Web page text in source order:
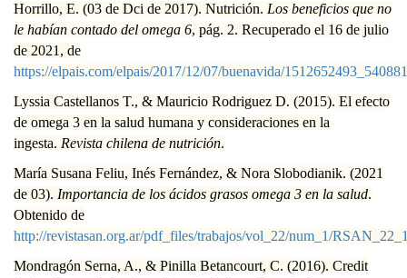
Horrillo, E. (03 de Dci de 2017). Nutrición. Los beneficios que no
le habían contado del omega 6, pág. 2. Recuperado el 16 de julio
de 2021, de
https://elpais.com/elpais/2017/12/07/buenavida/
Lyssia Castellanos T., & Mauricio Rodriguez D. (2015). El efecto
de omega 3 en la salud humana y consideraciones en la
ingesta. Revista chilena de nutrición.
María Susana Feliu, Inés Fernández, & Nora Slobodianik. (2021
de 03). Importancia de los ácidos grasos omega 3 en la salud.
Obtenido de
http://revistasan.org.ar/pdf_files/trabajos/vol_22/num_1/
Mondragón Serna, A., & Pinilla Betancourt, C. (2016). Credit